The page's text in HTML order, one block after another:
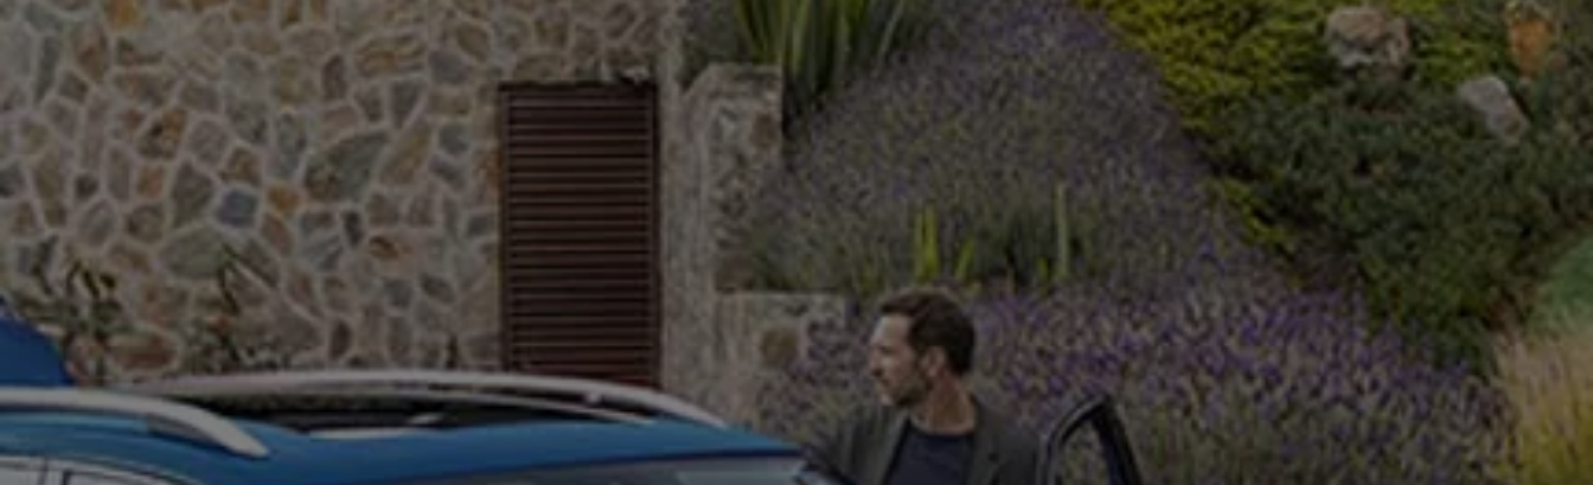
Seminuevos
Nuestra Historia
Nuestro canal de YouTube
Reseñas VW
Tiguan 2025
Jetta 2025
Volkswagen Tera 2026
Croquetatón 2026
Serie Original Huellas
Sostenibilidad
Naturaleza
Nuestras personas
Sociedad
Conoce nuestra estrategia de Sostenibilidad
Integridad y Cumplimiento